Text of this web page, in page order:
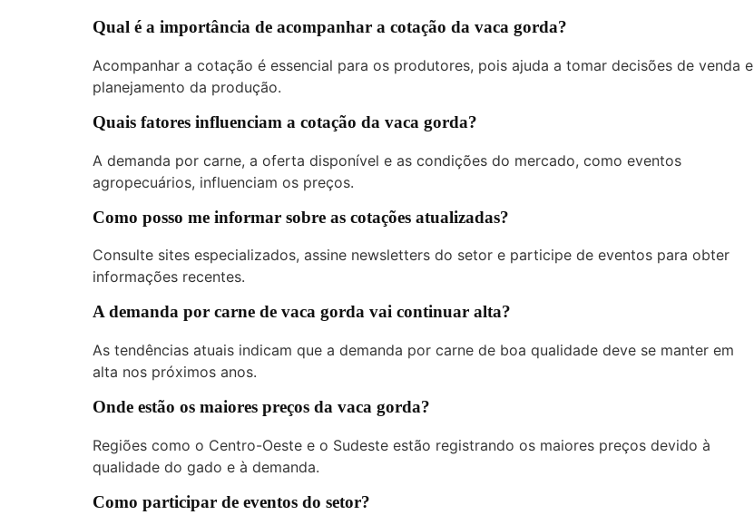
Qual é a importância de acompanhar a cotação da vaca gorda?
Acompanhar a cotação é essencial para os produtores, pois ajuda a tomar decisões de venda e
planejamento da produção.
Quais fatores influenciam a cotação da vaca gorda?
A demanda por carne, a oferta disponível e as condições do mercado, como eventos
agropecuários, influenciam os preços.
Como posso me informar sobre as cotações atualizadas?
Consulte sites especializados, assine newsletters do setor e participe de eventos para obter
informações recentes.
A demanda por carne de vaca gorda vai continuar alta?
As tendências atuais indicam que a demanda por carne de boa qualidade deve se manter em
alta nos próximos anos.
Onde estão os maiores preços da vaca gorda?
Regiões como o Centro-Oeste e o Sudeste estão registrando os maiores preços devido à
qualidade do gado e à demanda.
Como participar de eventos do setor?